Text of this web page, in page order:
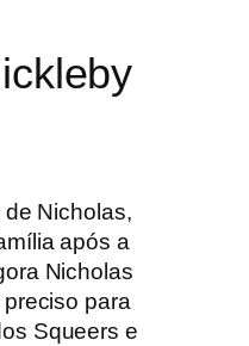
Nicholas,
após a
Nicholas
para
Squeers e